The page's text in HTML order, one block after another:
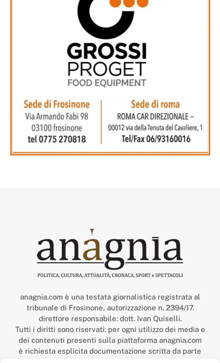
anagnia.com è una testata giornalistica registrata al
tribunale di Frosinone, autorizzazione n. 2394/17.
direttore responsabile: dott. Ivan Quiselli.
Tutti i diritti sono riservati: per ogni utilizzo dei media e
dei contenuti presenti sulla piattaforma anagnia.com
è richiesta esplicita documentazione scritta da parte